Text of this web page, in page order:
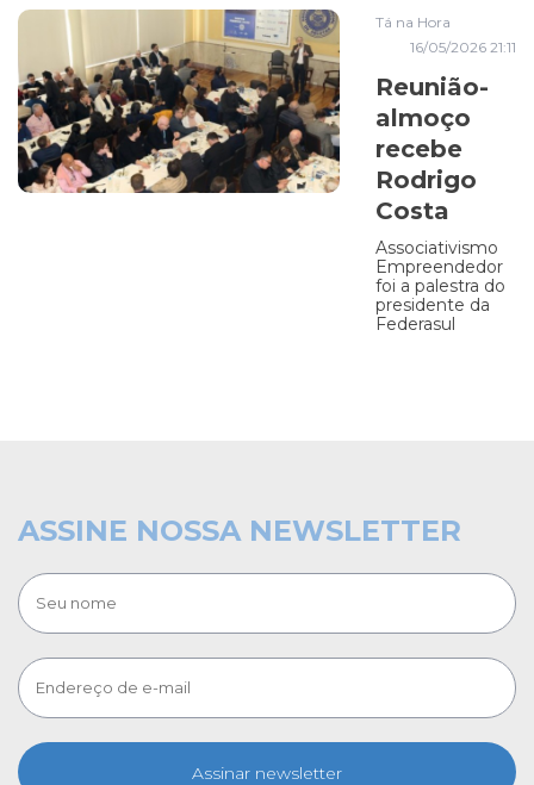
Tá na Hora
16/05/2026 21:11
Reunião-
almoço
recebe
Rodrigo
Costa
Associativismo
Empreendedor
foi a palestra do
presidente da
Federasul
ASSINE NOSSA NEWSLETTER
Assinar newsletter